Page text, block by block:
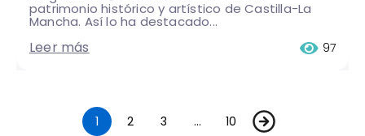
patrimonio histórico y artístico de Castilla-La
Mancha. Así lo ha destacado...
Leer más 97
1 2 3 … 10